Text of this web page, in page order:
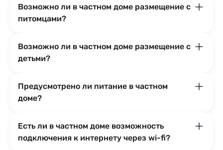
Возможно ли в частном доме размещение с
питомцами?
Возможно ли в частном доме размещение с
детьми?
Предусмотрено ли питание в частном
доме?
Есть ли в частном доме возможность
подключения к интернету через wi-fi?